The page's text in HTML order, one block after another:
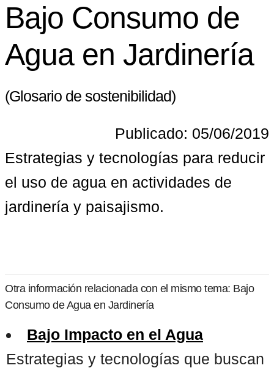
Bajo Consumo de
Agua en Jardinería
(Glosario de sostenibilidad)
Publicado: 05/06/2019
Estrategias y tecnologías para reducir
el uso de agua en actividades de
jardinería y paisajismo.
Otra información relacionada con el mismo tema: Bajo
Consumo de Agua en Jardinería
Bajo Impacto en el Agua
Estrategias y tecnologías que buscan